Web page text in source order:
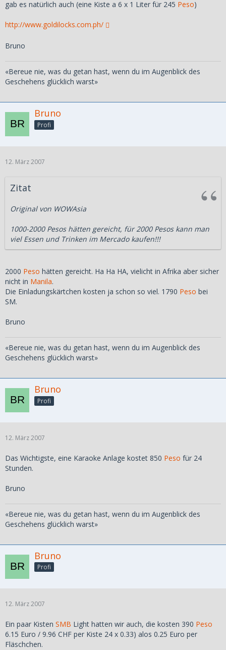
gab es natürlich auch (eine Kiste a 6 x 1 Liter für 245 Peso)
http://www.goldilocks.com.ph/
Bruno
«Bereue nie, was du getan hast, wenn du im Augenblick des
Geschehens glücklich warst»
Bruno
Profi
12. März 2007
Zitat
Original von WOWAsia
1000-2000 Pesos hätten gereicht, für 2000 Pesos kann man
viel Essen und Trinken im Mercado kaufen!!!
2000 Peso hätten gereicht. Ha Ha HA, vielicht in Afrika aber sicher
nicht in Manila.
Die Einladungskärtchen kosten ja schon so viel. 1790 Peso bei
SM.
Bruno
«Bereue nie, was du getan hast, wenn du im Augenblick des
Geschehens glücklich warst»
Bruno
Profi
12. März 2007
Das Wichtigste, eine Karaoke Anlage kostet 850 Peso für 24
Stunden.
Bruno
«Bereue nie, was du getan hast, wenn du im Augenblick des
Geschehens glücklich warst»
Bruno
Profi
12. März 2007
Ein paar Kisten SMB Light hatten wir auch, die kosten 390 Peso
6.15 Euro / 9.96 CHF per Kiste 24 x 0.33) alos 0.25 Euro per
Fläschchen.